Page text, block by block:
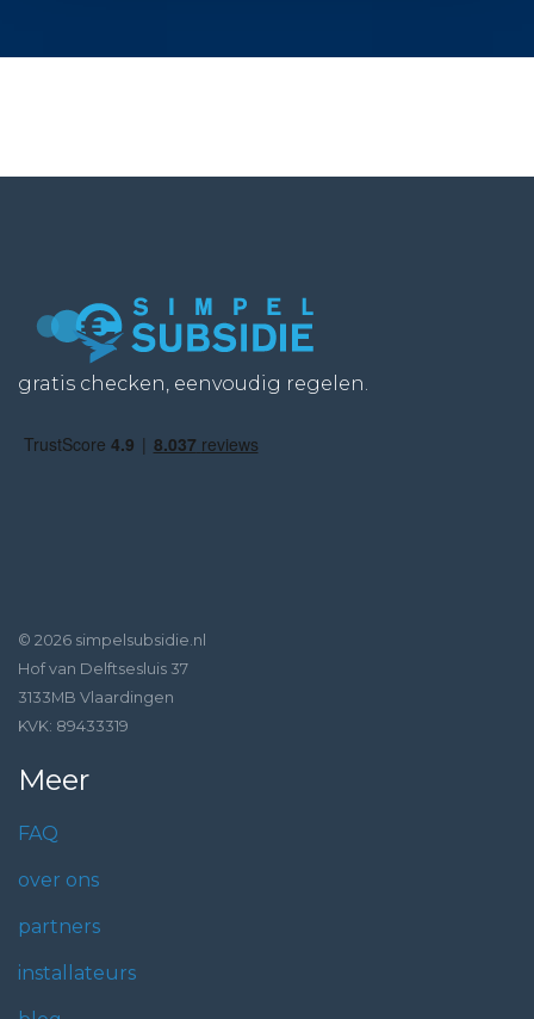
gratis checken, eenvoudig regelen.
© 2026 simpelsubsidie.nl
Hof van Delftsesluis 37
3133MB Vlaardingen
KVK: 89433319
Meer
FAQ
over ons
partners
installateurs